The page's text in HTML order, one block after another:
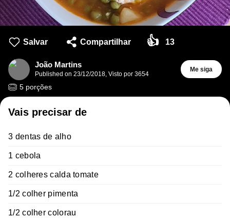
Salvar Compartilhar 👍 13
João Martins
Published on 23/12/2018, Visto por 3654
Me siga
5 porções
Vais precisar de
3 dentas de alho
1 cebola
2 colheres calda tomate
1/2 colher pimenta
1/2 colher colorau